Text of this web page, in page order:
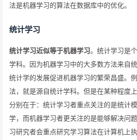
法是机器学习的算法在数据库中的优化。
统计学习
统计学习近似等于机器学习。统计学习是
学科。因为机器学习中的大多数方法来自
统计学的发展促进机器学习的繁荣昌盛。
法，就是源自统计学科。但是在某种程度
分别在于：统计学习者重点关注的是统计
学，而机器学习者更关注的是能够解决问
习研究者会重点研究学习算法在计算机上